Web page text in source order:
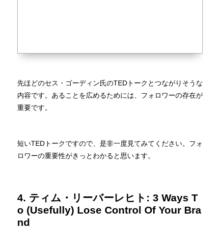
先ほどのセス・ゴーディン氏のTEDトークとつながりそうな
内容です。あることを広めるためには、フォロワーの存在が
重要です。
短いTEDトークですので、是非一度見てみてください。フォ
ロワーの重要性がきっとわかると思います。
4. ティム・リーバーレヒト: 3 Ways T
o (Usefully) Lose Control Of Your Bra
nd